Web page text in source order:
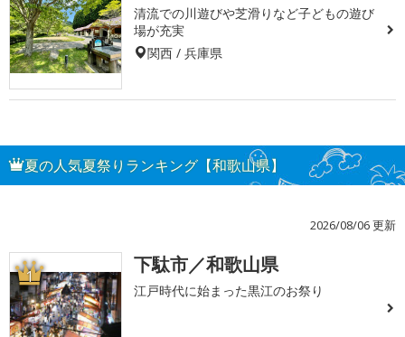
清流での川遊びや芝滑りなど子どもの遊び
場が充実
関西 / 兵庫県
夏の人気夏祭りランキング【和歌山県】
2026/08/06 更新
1 下駄市／和歌山県
江戸時代に始まった黒江のお祭り